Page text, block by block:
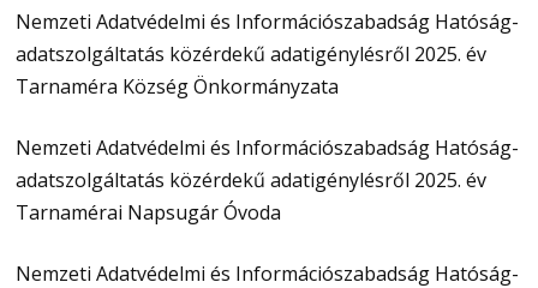
Nemzeti Adatvédelmi és Információszabadság Hatóság-
adatszolgáltatás közérdekű adatigénylésről 2025. év
Tarnaméra Község Önkormányzata
Nemzeti Adatvédelmi és Információszabadság Hatóság-
adatszolgáltatás közérdekű adatigénylésről 2025. év
Tarnamérai Napsugár Óvoda
Nemzeti Adatvédelmi és Információszabadság Hatóság-